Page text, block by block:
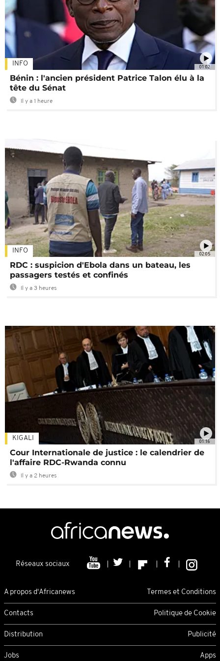
01:02
INFO
Bénin : l'ancien président Patrice Talon élu à la
tête du Sénat
Il y a 1 heure
02:05
INFO
RDC : suspicion d'Ebola dans un bateau, les
passagers testés et confinés
Il y a 3 heures
01:16
KIGALI
Cour Internationale de justice : le calendrier de
l'affaire RDC-Rwanda connu
Il y a 2 heures
Réseaux sociaux
A propos d'Africanews Termes et Conditions
Contacts Politique de Cookie
Distribution Publicité
Jobs Apps